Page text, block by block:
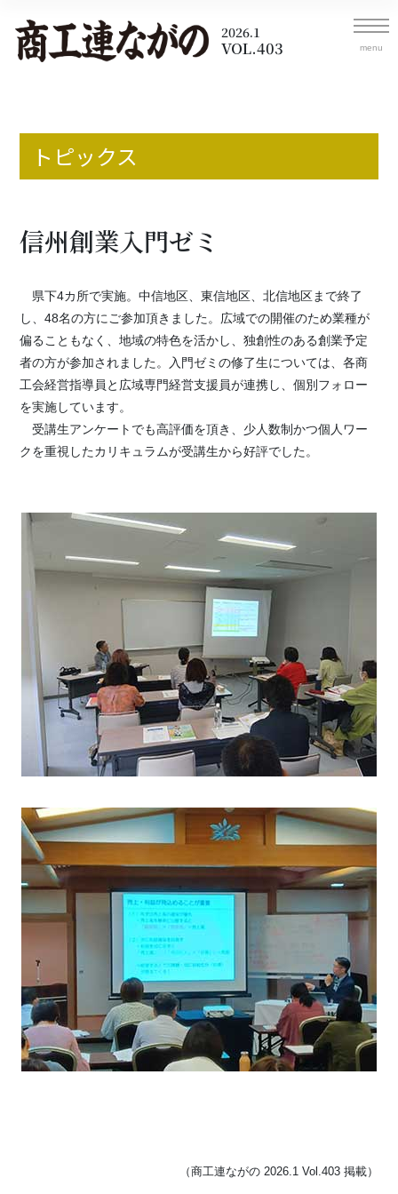
2026.1
VOL.403
トピックス
信州創業入門ゼミ
県下4カ所で実施。中信地区、東信地区、北信地区まで終了
し、48名の方にご参加頂きました。広域での開催のため業種が
偏ることもなく、地域の特色を活かし、独創性のある創業予定
者の方が参加されました。入門ゼミの修了生については、各商
工会経営指導員と広域専門経営支援員が連携し、個別フォロー
を実施しています。
受講生アンケートでも高評価を頂き、少人数制かつ個人ワー
クを重視したカリキュラムが受講生から好評でした。
（商工連ながの 2026.1 Vol.403 掲載）